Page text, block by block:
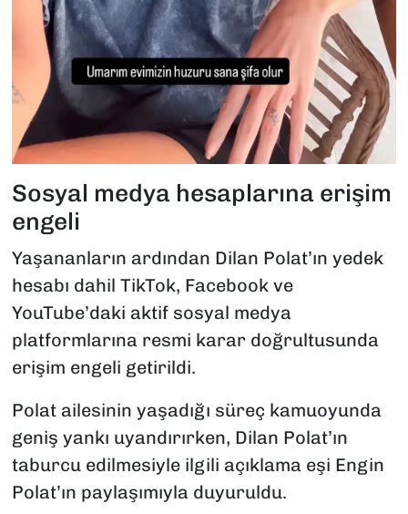
Sosyal medya hesaplarına erişim
engeli
Yaşananların ardından Dilan Polat’ın yedek
hesabı dahil TikTok, Facebook ve
YouTube’daki aktif sosyal medya
platformlarına resmi karar doğrultusunda
erişim engeli getirildi.
Polat ailesinin yaşadığı süreç kamuoyunda
geniş yankı uyandırırken, Dilan Polat’ın
taburcu edilmesiyle ilgili açıklama eşi Engin
Polat’ın paylaşımıyla duyuruldu.